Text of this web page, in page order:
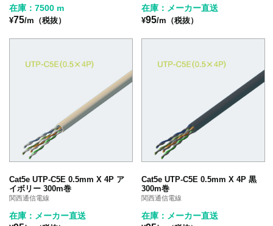
在庫：7500 m
¥75/m（税抜）
在庫：メーカー直送
¥95/m（税抜）
Cat5e UTP-C5E 0.5mm X 4P ア
イボリー 300m巻
関西通信電線
在庫：メーカー直送
Cat5e UTP-C5E 0.5mm X 4P 黒
300m巻
関西通信電線
在庫：メーカー直送